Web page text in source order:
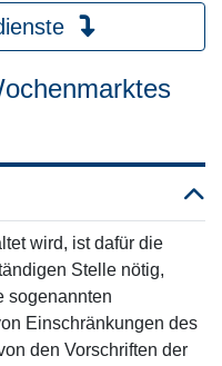
wird, ist dafür die
Stelle nötig,
sogenannten
Einschränkungen des
den Vorschriften der